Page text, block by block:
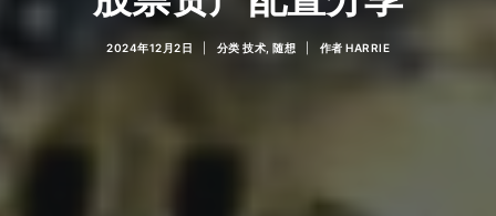
2024年12月2日 分类 技术 随想 作者 HARRIE